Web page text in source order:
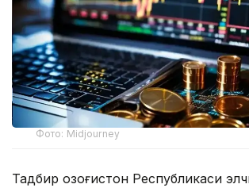
Фото: Midjourney
Тадбир Қозоғистон Республикаси